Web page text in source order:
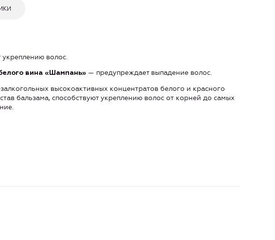
укреплению волос.
вина «Шампань» — предупреждает выпадение волос.
высокоактивных концентратов белого и красного
бальзама, способствуют укреплению волос от корней до самых